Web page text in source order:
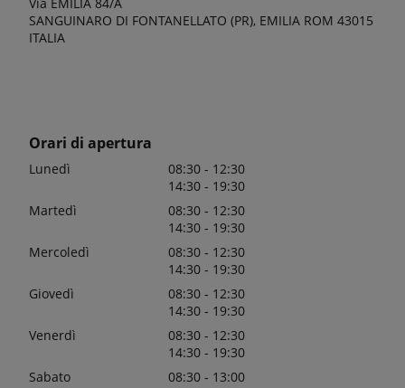
SANGUINARO DI FONTANELLATO (PR), EMILIA ROM 43015
ITALIA
Orari di apertura
Lunedì
08:30 - 12:30
14:30 - 19:30
Martedì
08:30 - 12:30
14:30 - 19:30
Mercoledì
08:30 - 12:30
14:30 - 19:30
Giovedì
08:30 - 12:30
14:30 - 19:30
Venerdì
08:30 - 12:30
14:30 - 19:30
Sabato
08:30 - 13:00